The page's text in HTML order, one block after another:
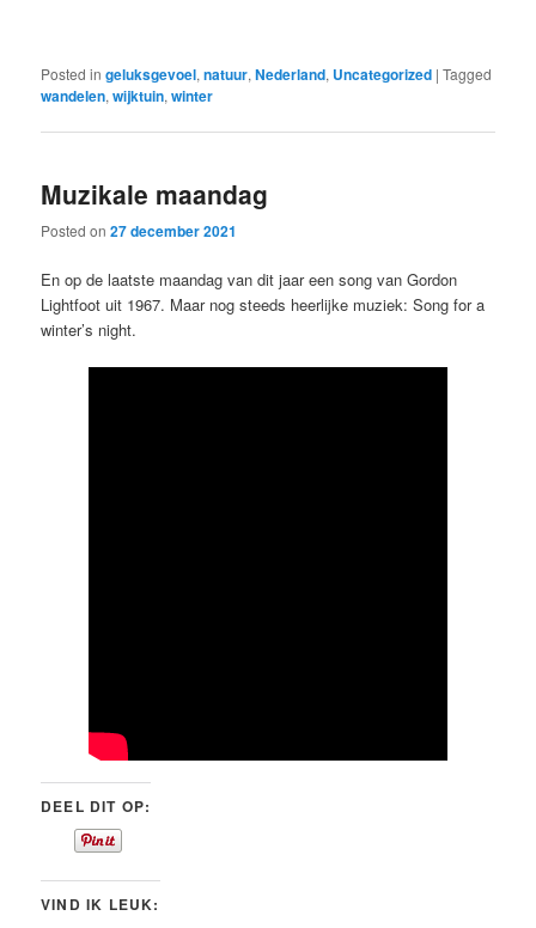
Posted in geluksgevoel,natuur,Nederland, Uncategorized |Tagged
wandelen,wijktuin,winter
Muzikale maandag
Posted on27 december 2021
En op de laatste maandag van dit jaar een song van Gordon
Lightfoot uit 1967. Maar nog steeds heerlijke muziek: Song for a
winter’s night.
DEEL DIT OP:
VIND IK LEUK: